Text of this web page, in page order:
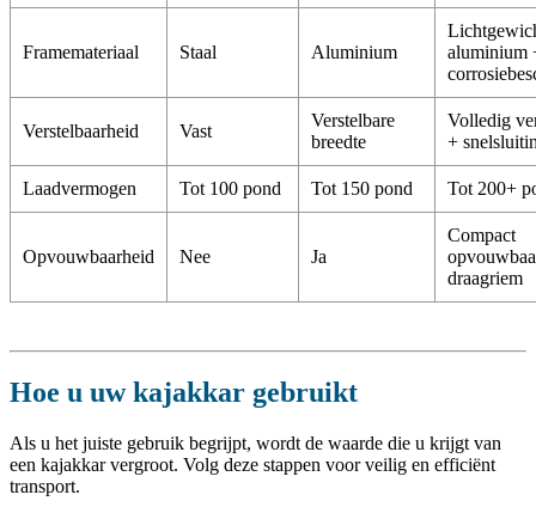
Framemateriaal Staal Aluminium
aluminium
Verstelbaarheid Vast
Verstelbare
breedte
Volledig
+
Laadvermogen Tot 100 pond Tot 150 pond Tot 200+
Opvouwbaarheid Nee Ja
Compact
draagriem
Hoe u uw kajakkar gebruikt
Als u het juiste gebruik begrijpt, wordt de waarde die u krijgt van
een kajakkar vergroot. Volg deze stappen voor veilig en efficiënt
transport.